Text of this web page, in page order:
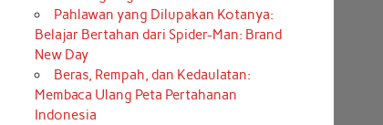
Pahlawan yang Dilupakan Kotanya:
Belajar Bertahan dari Spider-Man: Brand
New Day
Beras, Rempah, dan Kedaulatan:
Membaca Ulang Peta Pertahanan
Indonesia